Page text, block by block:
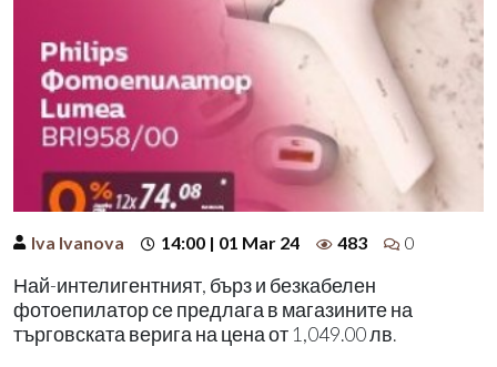
Iva Ivanova 14:00 | 01 Mar 24 483 0
Най-интелигентният, бърз и безкабелен
фотоепилатор се предлага в магазините на
търговската верига на цена от 1,049.00 лв.